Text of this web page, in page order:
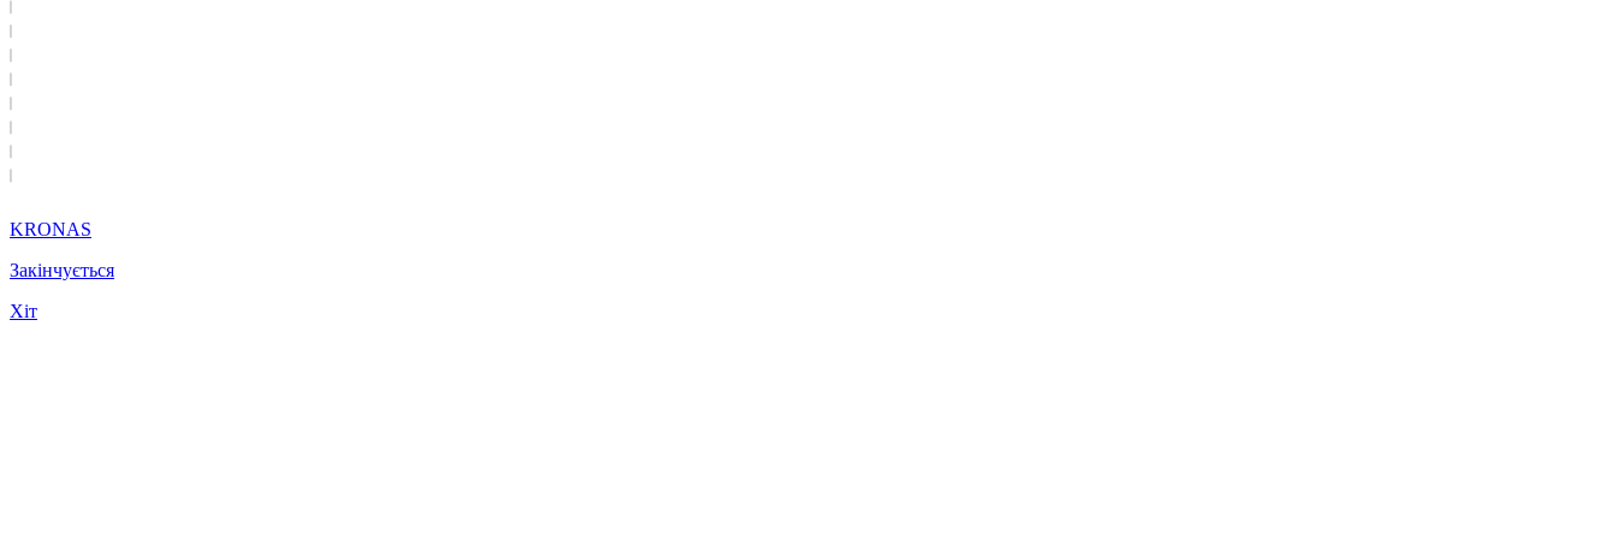
KRONAS
Закінчується
Хіт